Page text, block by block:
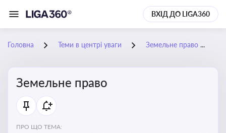
ВХІД ДО LIGA360
Головна Теми в центрі уваги Земельне право
Земельне право
ПРО ЩО ТЕМА: